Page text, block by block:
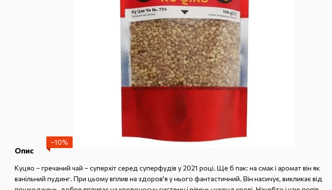
−10%
Опис
Куцяо – гречаний чай – суперхіт серед суперфудів у 2021 році. Ще б пак: на смак і аромат він як
ванільний пудинг. При цьому вплив на здоров'я у нього фантастичний. Він насичує, викликає від